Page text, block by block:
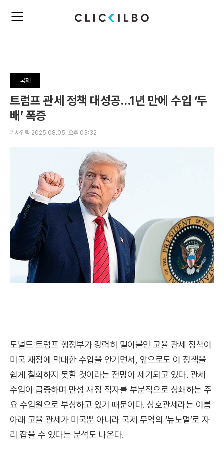
주
뉴
펼
치
기
국제
트럼프 관세 정책 대성공…1년 만에 수입 ‘두
배’ 폭증
기사입력 2025.08.05. 오후 03:32
도널드 트럼프 행정부가 강력히 밀어붙인 고율 관세 정책이
미국 재정에 막대한 수입을 안기면서, 앞으로도 이 정책을
쉽게 철회하지 못할 것이라는 전망이 제기되고 있다. 관세
수입이 급증하며 만성 재정 적자를 부분적으로 상쇄하는 주
요 수입원으로 부상하고 있기 때문이다. 상호관세라는 이름
아래 고율 관세가 미국뿐 아니라 국제 무역의 ‘뉴노멀’로 자
리 잡을 수 있다는 분석도 나온다.